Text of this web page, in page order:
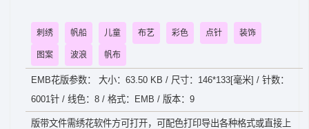
刺绣 帆船 儿童 布艺 彩色 点针 装饰
图案 波浪 帆布
EMB花版参数： 大小：63.50 KB / 尺寸：146*133[毫米] / 针数：
6001针 / 线色：8 / 格式：EMB / 版本：9
版带文件需绣花软件方可打开，可配色打印导出各种格式或直接上